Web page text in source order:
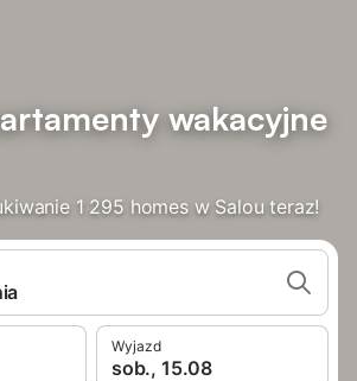
wakacyjne
1 295 homes w Salou teraz!
Wyjazd
sob., 15.08